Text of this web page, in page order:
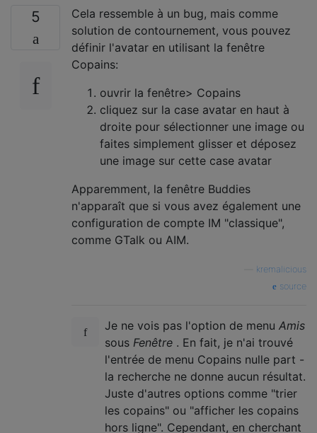
5
Cela ressemble à un bug, mais comme
solution de contournement, vous pouvez
définir l'avatar en utilisant la fenêtre
Copains:
ouvrir la fenêtre> Copains
cliquez sur la case avatar en haut à
droite pour sélectionner une image ou
faites simplement glisser et déposez
une image sur cette case avatar
Apparemment, la fenêtre Buddies
n'apparaît que si vous avez également une
configuration de compte IM "classique",
comme GTalk ou AIM.
kremalicious
source
Je ne vois pas l'option de menu Amis
sous Fenêtre . En fait, je n'ai trouvé
l'entrée de menu Copains nulle part -
la recherche ne donne aucun résultat.
Juste d'autres options comme "trier
les copains" ou "afficher les copains
hors ligne". Cependant, en cherchant